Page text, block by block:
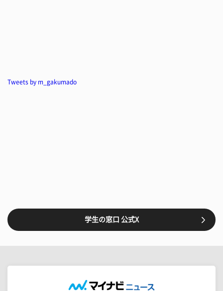
Tweets by m_gakumado
学生の窓口 公式X